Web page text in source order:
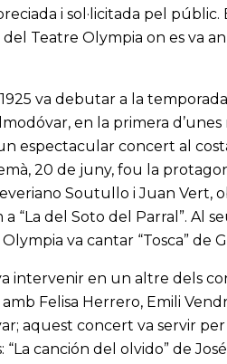
i sol·licitada pel
del Teatre Olympia on es va
1925 va debutar a la
en la primera d’unes
espectacular concert al
20 de juny, fou la
Soutullo i Juan Vert,
a “La del Soto del Parral”.
va cantar “Tosca” de
intervenir en un altre dels
Felisa Herrero, Emili
aquest concert va servir
canción del olvido” de